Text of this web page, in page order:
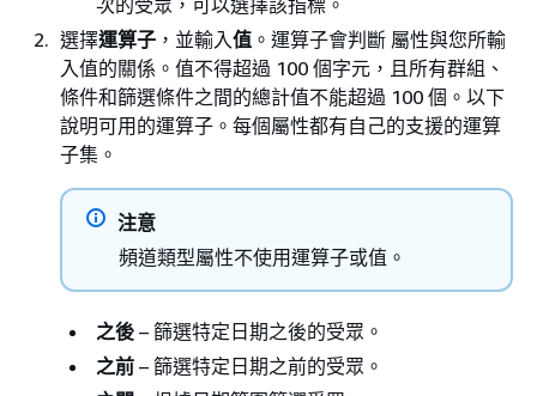
選擇運算子 ，並輸入值 。運算子會判斷 屬性與您所輸
入值的關係。值不得超過 100 個字元，且所有群組、
條件和篩選條件之間的總計值不能超過 100 個。以下
說明可用的運算子。每個屬性都有自己的支援的運算
子集。
注意
頻道類型屬性不使用運算子或值。
之後 – 篩選特定日期之後的受眾。
之前 – 篩選特定日期之前的受眾。